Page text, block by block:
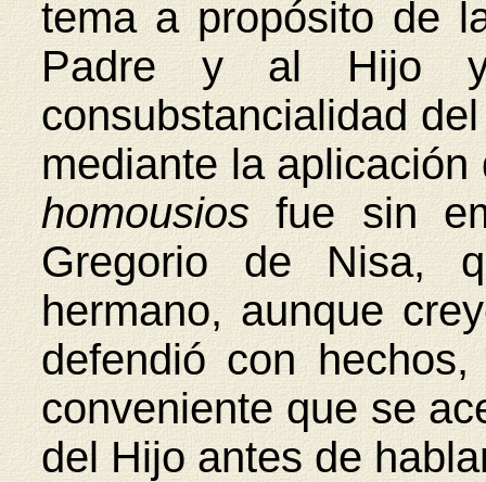
tema a propósito de
Padre y al Hijo
consubstancialidad
mediante la
homousiosfue sin
Gregorio de Nisa,
hermano, aunque
defendió con
conveniente que se
del Hijo antes de